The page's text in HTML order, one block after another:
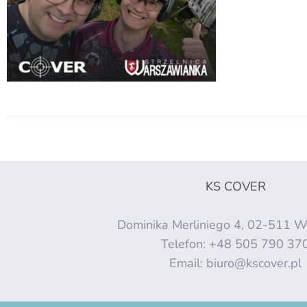
KS COVER
Dominika Merliniego 4, 02-511
Telefon: +48 505 790
Email: biuro@kscover.pl